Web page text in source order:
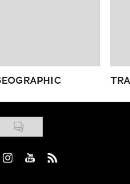
on Facebook
Visit us on Instagram
Visit us on Youtube
Visit us on Rss